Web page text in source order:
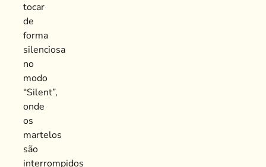
tocar
de
forma
silenciosa
no
modo
“Silent”,
onde
os
martelos
são
interrompidos